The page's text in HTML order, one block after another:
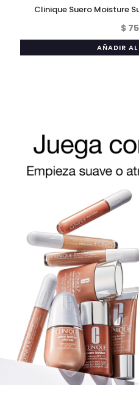
Clinique Suero Moisture
$
AÑADIR